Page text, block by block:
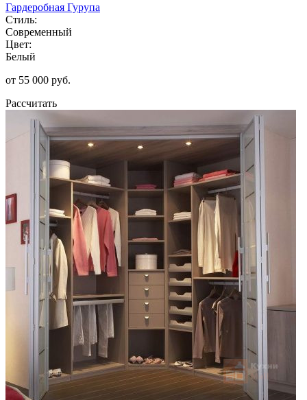
Гардеробная Гурупа
Стиль:
Современный
Цвет:
Белый
от 55 000 руб.
Рассчитать